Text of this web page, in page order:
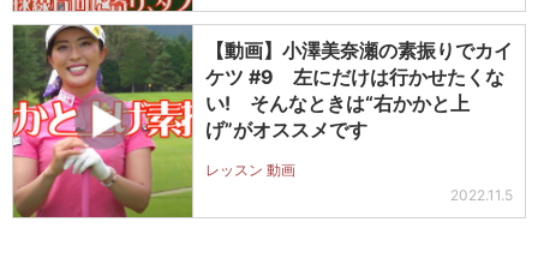
【動画】小澤美奈瀬の素振りでカイ
ケツ #9 左にだけは行かせたくな
い! そんなときは“右かかと上
げ”がオススメです
レッスン 動画
2022.11.5